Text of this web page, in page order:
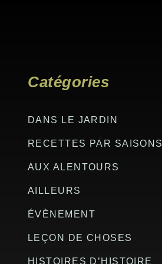
Catégories
DANS LE JARDIN
RECETTES PAR SAISONS
AUX ALENTOURS
AILLEURS
ÉVÈNEMENT
LEÇON DE CHOSES
HISTOIRES D’HISTOIRE